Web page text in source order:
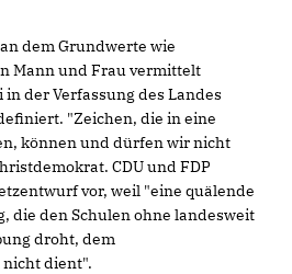
dem Grundwerte wie
Mann und Frau vermittelt
der Verfassung des Landes
"Zeichen, die in eine
können und dürfen wir nicht
CDU und FDP
vor, weil "eine quälende
die den Schulen ohne landesweit
droht, dem
dient".